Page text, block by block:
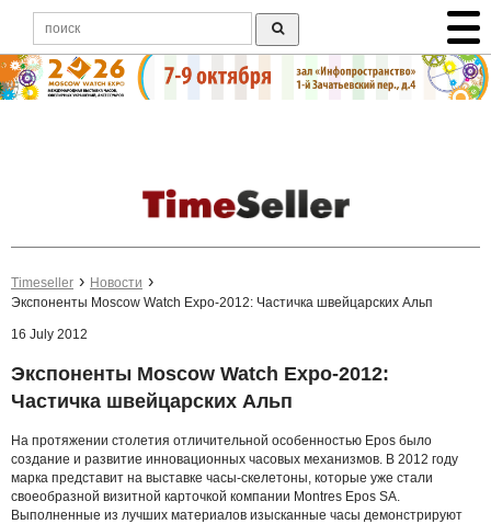
Timeseller
Новости
Экспоненты Moscow Watch Expo-2012: Частичка швейцарских Альп
16 July 2012
Экспоненты Moscow Watch Expo-2012:
Частичка швейцарских Альп
На протяжении столетия отличительной особенностью Epos было
создание и развитие инновационных часовых механизмов. В 2012 году
марка представит на выставке часы-скелетоны, которые уже стали
своеобразной визитной карточкой компании Montres Epos SA.
Выполненные из лучших материалов изысканные часы демонстрируют